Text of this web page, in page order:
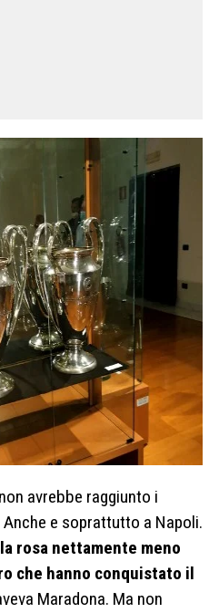
avrebbe raggiunto i
e soprattutto a Napoli.
rosa nettamente meno
che hanno conquistato il
Maradona. Ma non